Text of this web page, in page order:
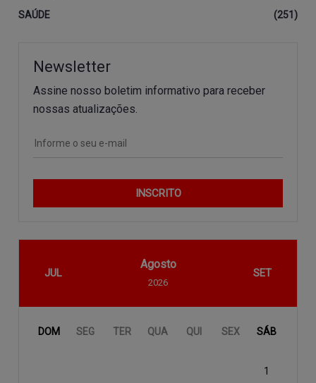
SAÚDE
(251)
Newsletter
Assine nosso boletim informativo para receber
nossas atualizações.
INSCRITO
JUL
Agosto
2026
SET
DOM SEG TER QUA QUI SEX SÁB
1